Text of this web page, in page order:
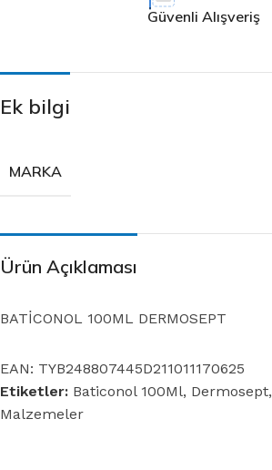
Güvenli Alışveriş
Ek bilgi
MARKA
Ürün Açıklaması
BATİCONOL 100ML DERMOSEPT
EAN: TYB248807445D211011170625
Etiketler: Baticonol 100Ml, Dermosept,
Malzemeler